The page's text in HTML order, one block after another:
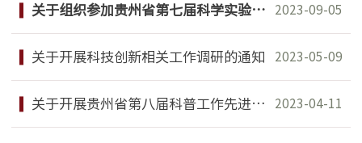
关于组织参加贵州省第七届科学实验展演汇演赛（成人组）的通知 2023-09-05
关于开展科技创新相关工作调研的通知 2023-05-09
关于开展贵州省第八届科普工作先进集体和先进个人评选表彰工作的通知 2023-04-11